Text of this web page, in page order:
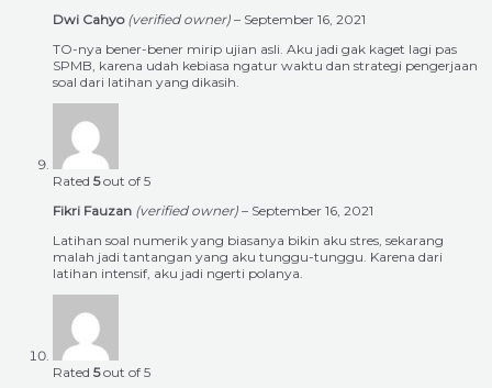
Dwi Cahyo (verified owner) – September 16, 2021
TO-nya bener-bener mirip ujian asli. Aku jadi gak kaget lagi pas
SPMB, karena udah kebiasa ngatur waktu dan strategi pengerjaan
soal dari latihan yang dikasih.
Rated 5out of 5
Fikri Fauzan (verified owner) – September 16, 2021
Latihan soal numerik yang biasanya bikin aku stres, sekarang
malah jadi tantangan yang aku tunggu-tunggu. Karena dari
latihan intensif, aku jadi ngerti polanya.
Rated 5out of 5